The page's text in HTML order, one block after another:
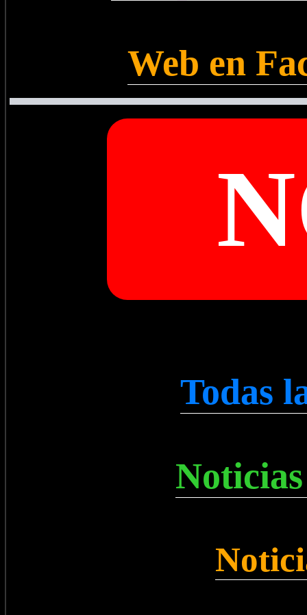
Web en
Todas